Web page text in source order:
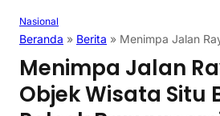
Nasional
Beranda » Berita » Menimpa Jalan
Menimpa Jalan
Objek Wisata Situ